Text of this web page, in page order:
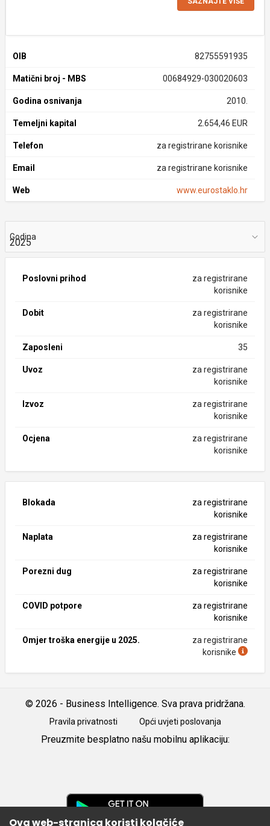
OIB 82755591935
Matični broj - MBS 00684929-030020603
Godina osnivanja 2010.
Temeljni kapital 2.654,46 EUR
Telefon za registrirane korisnike
Email za registrirane korisnike
Web www.eurostaklo.hr
Godina
Poslovni prihod
za registrirane
korisnike
Dobit
za registrirane
korisnike
Zaposleni 35
Uvoz
za registrirane
korisnike
Izvoz
za registrirane
korisnike
Ocjena
za registrirane
korisnike
Blokada
za registrirane
korisnike
Naplata
za registrirane
korisnike
Porezni dug
za registrirane
korisnike
COVID potpore
za registrirane
korisnike
Omjer troška energije u 2025.
za registrirane
korisnike
© 2026 - Business Intelligence. Sva prava pridržana.
Pravila privatnosti Opći uvjeti poslovanja
Preuzmite besplatno našu mobilnu aplikaciju:
Ova web-stranica koristi kolačiće